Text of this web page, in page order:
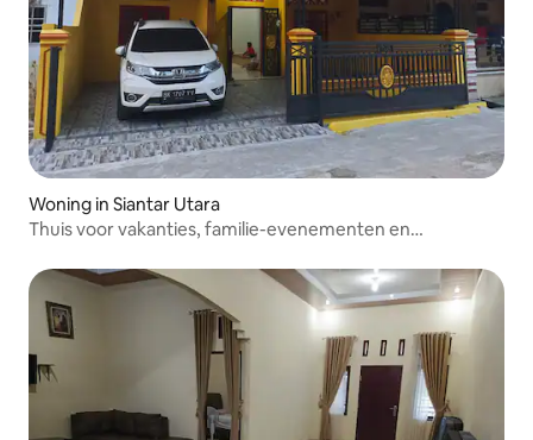
Woning in Siantar Utara
Thuis voor vakanties, familie-evenementen en